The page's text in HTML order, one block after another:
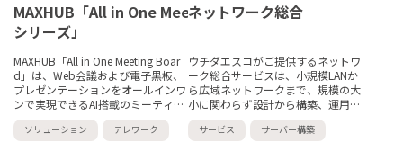
MAXHUB「All in One Meeting Board V6 CF
シリーズ」
MAXHUB「All in One Meeting Boar
d」は、Web会議および電子黒板、
プレゼンテーションをオールインワ
ンで実現できるAI搭載のミーティン
グボードです。会議に必要なハード
ウェア、...
ソリューション
テレワーク
ネットワーク総合
ウチダエスコがご提供するネットワ
ーク総合サービスは、小規模LANか
ら広域ネットワークまで、規模の大
小に関わらず設計から構築、運用・
サポートまでをご提供いたします。
お客さまのビジネスにおけるさまざ
サービス サーバー構築